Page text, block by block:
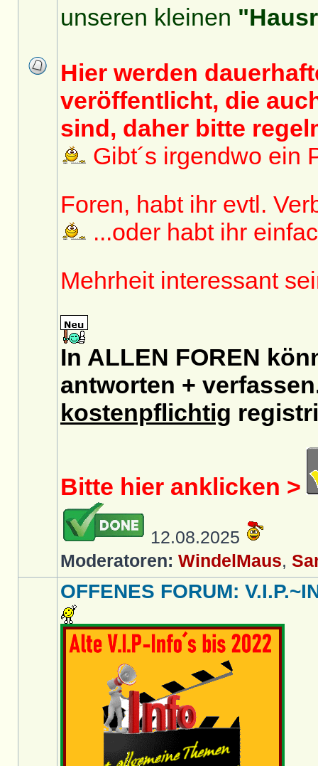
unseren kleinen
Hier werden
veröffentlicht, die
sind, daher bitte
Gibt´s irgendwo ein
Foren, habt ihr evtl.
...oder habt ihr
Mehrheit interessant
In ALLEN FOREN
antworten +
kostenpflichtig
Bitte hier anklicken >
12.08.2025
Moderatoren: WindelMaus,
OFFENES FORUM: